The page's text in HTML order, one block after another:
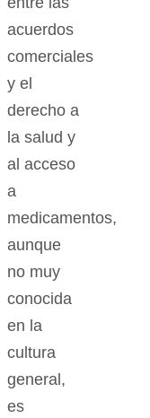
acuerdos
comerciales
y el
derecho a
la salud y
al acceso
a
medicamentos,
aunque
no muy
conocida
en la
cultura
general,
es